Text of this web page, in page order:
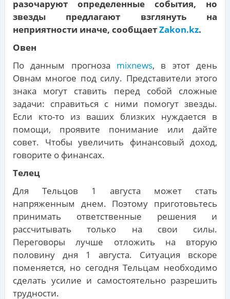
разочаруют определенные события, но
звезды предлагают взглянуть на
неприятности иначе, сообщаетZakon.kz.
Овен
По данным прогноза mixnews, в этот день
Овнам многое под силу. Представители этого
знака могут ставить перед собой сложные
задачи: справиться с ними помогут звезды.
Если кто-то из ваших близких нуждается в
помощи, проявите понимание или дайте
совет. Чтобы увеличить финансовый доход,
говорите о финансах.
Телец
Для Тельцов 1 августа может стать
напряженным днем. Поэтому приготовьтесь
принимать ответственные решения и
рассчитывать только на свои силы.
Переговоры лучше отложить на вторую
половину дня 1 августа. Ситуация вскоре
поменяется, но сегодня Тельцам необходимо
сделать усилие и самостоятельно разрешить
трудности.